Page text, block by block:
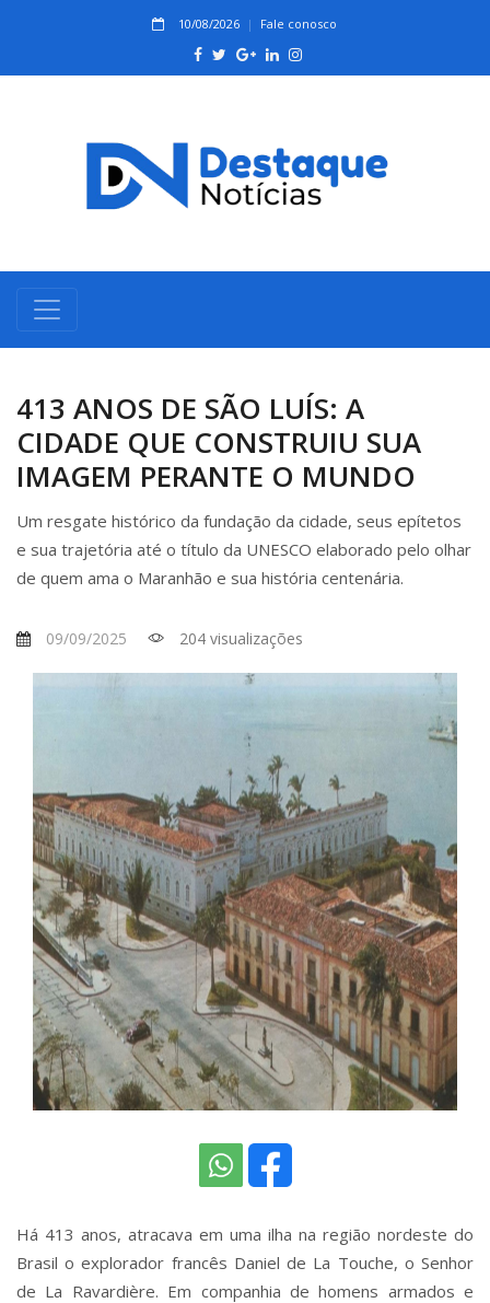
10/08/2026 Fale conosco
413 ANOS DE SÃO LUÍS: A
CIDADE QUE CONSTRUIU SUA
IMAGEM PERANTE O MUNDO
Um resgate histórico da fundação da cidade, seus epítetos
e sua trajetória até o título da UNESCO elaborado pelo olhar
de quem ama o Maranhão e sua história centenária.
09/09/2025 204 visualizações
Há 413 anos, atracava em uma ilha na região nordeste do
Brasil o explorador francês Daniel de La Touche, o Senhor
de La Ravardière. Em companhia de homens armados e